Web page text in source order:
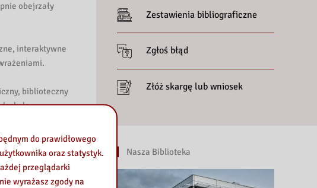
obejrzały
interaktywne
biblioteczny
Zestawienia bibliograficzne
Zgłoś błąd
Złóż skargę lub wniosek
Nasza Biblioteka
do prawidłowego
oraz statystyk.
przeglądarki
wyrażasz zgody na